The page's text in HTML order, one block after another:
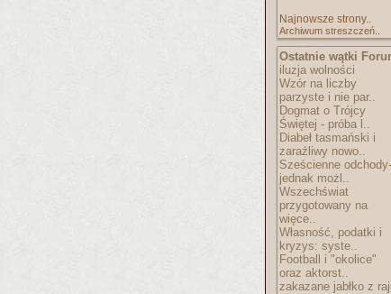
Najnowsze strony..
Archiwum streszczeń..
Ostatnie wątki
iluzja wolności
Wzór na liczby
parzyste i nie par..
Dogmat o Trójcy
Świętej - próba l..
Diabeł tasmański i
zaraźliwy nowo..
Sześcienne
jednak możl..
Wszechświat
przygotowany na
więce..
Własność, podatki i
kryzys: syste..
Football i "okolice"
oraz aktorst..
zakazane jabłko z